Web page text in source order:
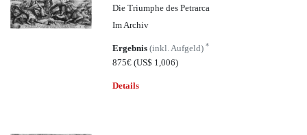
Die Triumphe des Petrarca
Im Archiv
Ergebnis(inkl. Aufgeld)*
875€(US$ 1,006)
Details